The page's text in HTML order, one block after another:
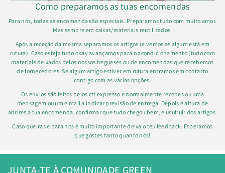
Como preparamos as tuas encomendas
Para nós, todas as encomenda são especiais. Preparamos tudo com muito amor.
Mas sempre em caixas/materiais reutilizados.
Após a receção da mesma separamos os artigos (e vemos se algum está em
rutura). Caso esteja tudo okay avançamos para o acondicionamento (tudo com
materiais deixados pelos nossos fregueses ou de encomendas que recebemos
de fornecedores. Se algum artigo estiver em rutura entramos em contacto
contigo com as várias opções.
Os envios são feitos pelos ctt expresso e normalmente recebes ou uma
mensagem ou um e mail a indicar previsão de entrega. Depois é altura de
abrires a tua encomenda, confirmar que tudo chegou bem, e usufruir dos artigos.
Caso queiras e para nós é muito importante deixa o teu feedback. Esperamos
que gostes tanto quanto nós!
JUNTA-TE À COMUNIDADE GREEN